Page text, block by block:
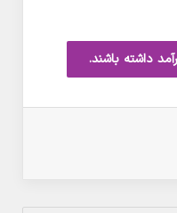
داشته باشند.